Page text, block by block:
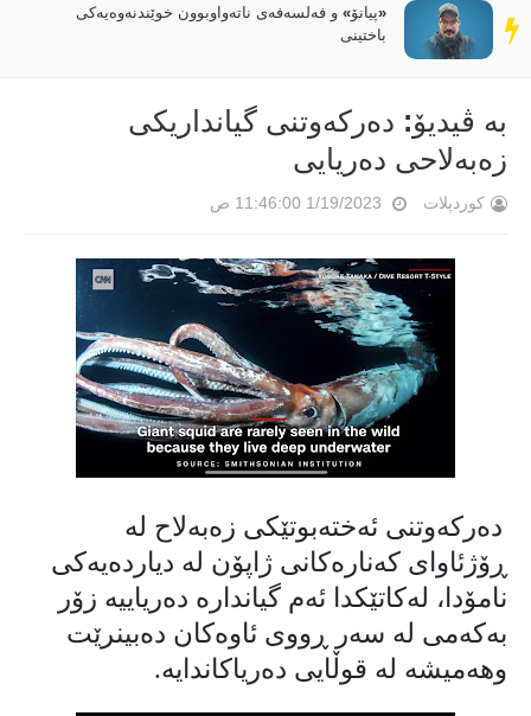
سەر
دێڕ
«پیانۆ» و فەلسەفەی ناتەواوبوون خوێندنەوەیەکی
باختینی
بە ڤیدیۆ: دەرکەوتنی گیانداریکی
زەبەلاحی دەریایی
کوردپلات 1/19/2023 11:46:00 ص
دەرکەوتنی ئەختەبوتێکی زەبەلاح لە
ڕۆژئاوای کەنارەکانی ژاپۆن لە دیاردەیەکی
نامۆدا، لەکاتێکدا ئەم گیاندارە دەریاییە زۆر
بەکەمی لە سەر ڕووی ئاوەکان دەبینرێت
وهەمیشە لە قوڵایی دەریاکاندایە.